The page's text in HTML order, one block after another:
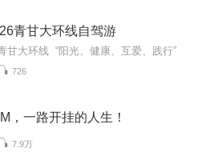
青甘大环线自驾游
甘大环线 “阳光、健康、互爱、践行”
726
，一路开挂的人生！
7.9万